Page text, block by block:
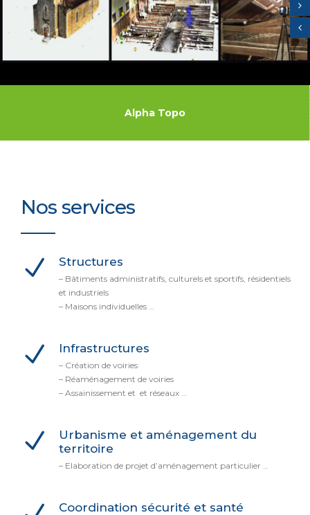
Alpha Topo
Nos services
Structures
– Bâtiments administratifs, culturels et sportifs, résidentiels
et industriels
– Maisons individuelles …
Infrastructures
– Création de voiries
– Réaménagement de voiries
– Assainissement et et réseaux …
Urbanisme et aménagement du
territoire
– Elaboration de projet d’aménagement particulier …
Coordination sécurité et santé